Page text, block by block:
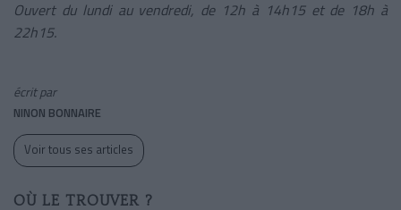
Ouvert du lundi au vendredi, de 12h à 14h15 et de 18h à
22h15.
écrit par
NINON BONNAIRE
Voir tous ses articles
OÙ LE TROUVER ?